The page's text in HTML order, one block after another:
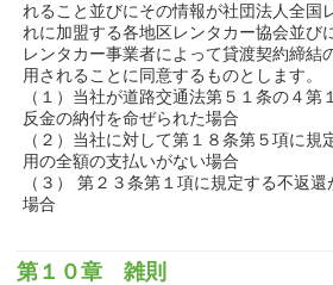
れること並びにその情報が社団法人全国
れに加盟する各地区レンタカー協会並び
レンタカー事業者によって貸渡契約締結
用されることに同意するものとします。
（１）当社が道路交通法第５１条の４第
反金の納付を命ぜられた場合
（２）当社に対して第１８条第５項に規
用の全額の支払いがない場合
（３） 第２３条第１項に規定する不返
場合
第１０章 雑則